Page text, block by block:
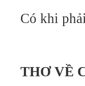
Có khi
THƠ VỀ